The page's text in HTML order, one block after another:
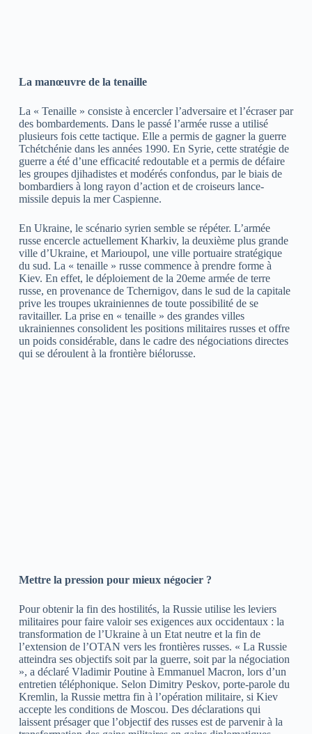
La manœuvre de la tenaille
La « Tenaille » consiste à encercler l’adversaire et l’écraser par
des bombardements. Dans le passé l’armée russe a utilisé
plusieurs fois cette tactique. Elle a permis de gagner la guerre
Tchétchénie dans les années 1990. En Syrie, cette stratégie de
guerre a été d’une efficacité redoutable et a permis de défaire
les groupes djihadistes et modérés confondus, par le biais de
bombardiers à long rayon d’action et de croiseurs lance-
missile depuis la mer Caspienne.
En Ukraine, le scénario syrien semble se répéter. L’armée
russe encercle actuellement Kharkiv, la deuxième plus grande
ville d’Ukraine, et Marioupol, une ville portuaire stratégique
du sud. La « tenaille » russe commence à prendre forme à
Kiev. En effet, le déploiement de la 20eme armée de terre
russe, en provenance de Tchernigov, dans le sud de la capitale
prive les troupes ukrainiennes de toute possibilité de se
ravitailler. La prise en « tenaille » des grandes villes
ukrainiennes consolident les positions militaires russes et offre
un poids considérable, dans le cadre des négociations directes
qui se déroulent à la frontière biélorusse.
Mettre la pression pour mieux négocier ?
Pour obtenir la fin des hostilités, la Russie utilise les leviers
militaires pour faire valoir ses exigences aux occidentaux : la
transformation de l’Ukraine à un Etat neutre et la fin de
l’extension de l’OTAN vers les frontières russes. « La Russie
atteindra ses objectifs soit par la guerre, soit par la négociation
», a déclaré Vladimir Poutine à Emmanuel Macron, lors d’un
entretien téléphonique. Selon Dimitry Peskov, porte-parole du
Kremlin, la Russie mettra fin à l’opération militaire, si Kiev
accepte les conditions de Moscou. Des déclarations qui
laissent présager que l’objectif des russes est de parvenir à la